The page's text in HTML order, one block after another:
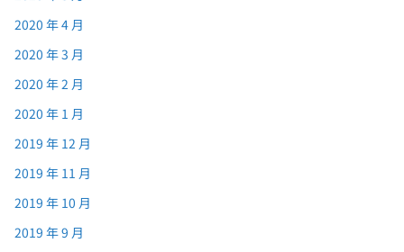
2020 年 4 月
2020 年 3 月
2020 年 2 月
2020 年 1 月
2019 年 12 月
2019 年 11 月
2019 年 10 月
2019 年 9 月